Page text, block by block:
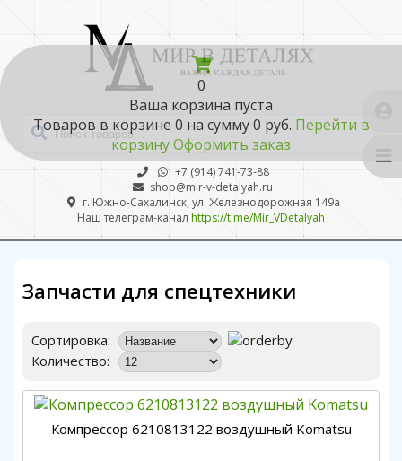
0
Ваша корзина пуста
Товаров в корзине 0 на сумму0 руб. Перейти в
корзинуОформить заказ
+7 (914) 741-73-88
shop@mir-v-detalyah.ru
г. Южно-Сахалинск, ул. Железнодорожная 149а
Наш телеграм-канал https://t.me/Mir_VDetalyah
Запчасти для спецтехники
Сортировка:
Количество:
Компрессор 6210813122 воздушный Komatsu